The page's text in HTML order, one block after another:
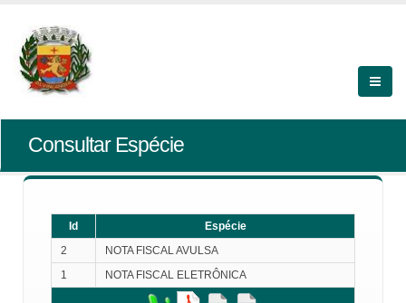
Consultar Espécie
Id
Espécie
2
NOTA FISCAL AVULSA
1
NOTA FISCAL ELETRÔNICA